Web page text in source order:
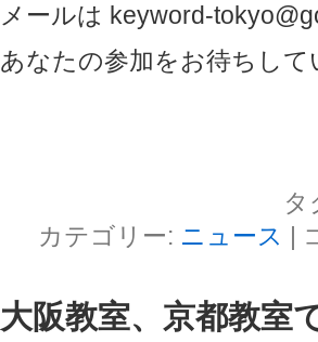
メールは keyword-
あなたの参加をお待ちして
タ
カテゴリー: ニュース |
大阪教室、京都教